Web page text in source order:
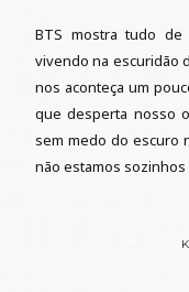
BTS mostra tudo de
vivendo na escuridão
nos aconteça um
que desperta nosso
sem medo do escuro
não estamos sozinhos